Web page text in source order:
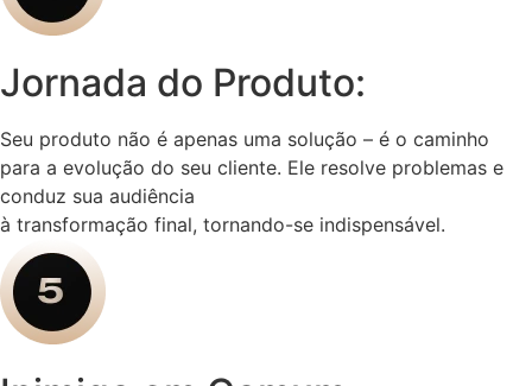
Jornada do Produto:
Seu produto não é apenas uma solução – é o caminho
para a evolução do seu cliente. Ele resolve problemas e
conduz sua audiência
à transformação final, tornando-se indispensável.